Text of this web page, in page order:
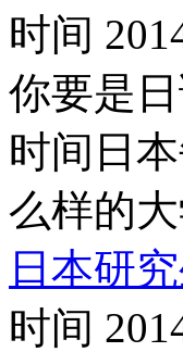
时间
你要是
时间日
么样的
日本研
时间